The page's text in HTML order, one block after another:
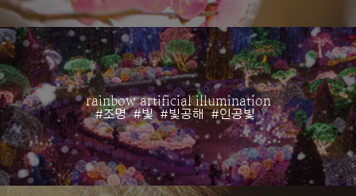
rainbow artificial illumination
#조명 #빛 #빛공해 #인공빛